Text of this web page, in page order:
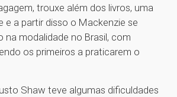
trouxe além dos livros, uma
e a partir disso o Mackenzie se
na modalidade no Brasil, com
os primeiros a praticarem o
Shaw teve algumas dificuldades